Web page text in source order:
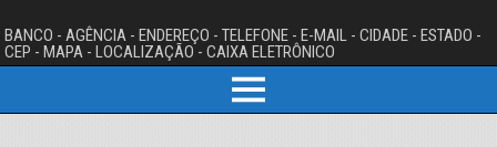
BANCO - AGÊNCIA - ENDEREÇO - TELEFONE - E-MAIL - CIDADE - ESTADO -
CEP - MAPA - LOCALIZAÇÃO - CAIXA ELETRÔNICO